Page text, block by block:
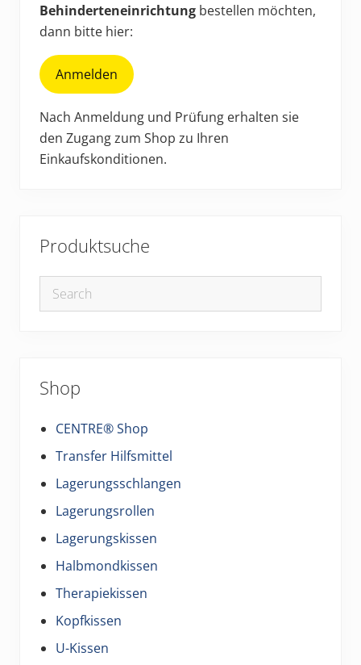
Behinderteneinrichtung bestellen möchten,
dann bitte hier:
Anmelden
Nach Anmeldung und Prüfung erhalten sie
den Zugang zum Shop zu Ihren
Einkaufskonditionen.
Produktsuche
Shop
CENTRE® Shop
Transfer Hilfsmittel
Lagerungsschlangen
Lagerungsrollen
Lagerungskissen
Halbmondkissen
Therapiekissen
Kopfkissen
U-Kissen